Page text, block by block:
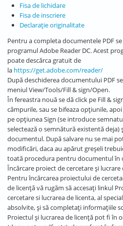
Fisa de lichidare
Fisa de inscriere
Declarație originalitate
Pentru a completa documentele PDF
programul Adobe Reader DC. Acest
poate descărca gratuit de
la https://get.adobe.com/reader/
După deschiderea documentului PDF
meniul View/Tools/Fill & sign/Open.
În fereastra nouă se dă click pe Fill &
câmpurile, sau se bifeaza opțiunile, apoi
pe opțiunea Sign (se introduce
selectează o semnătură existentă deja)
documentul. După salvare nu se mai
modificări, daca au apărut greșeli
toată procedura pentru documentul în
Încărcare proiect de cercetare și lucrare
Pentru încărcarea proiectului de
de licență vă rugăm să accesați linkul
cercetare si lucrarea de licenta, al
absolvite, și să completați informațiile
Proiectul și lucrarea de licență pot fi în